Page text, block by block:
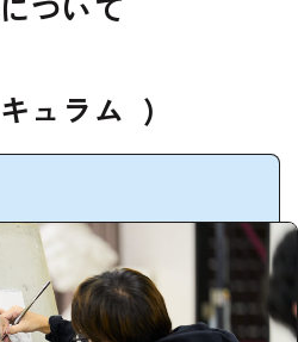
ュラム )